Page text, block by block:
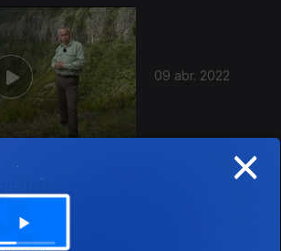
09 abr. 2022
×